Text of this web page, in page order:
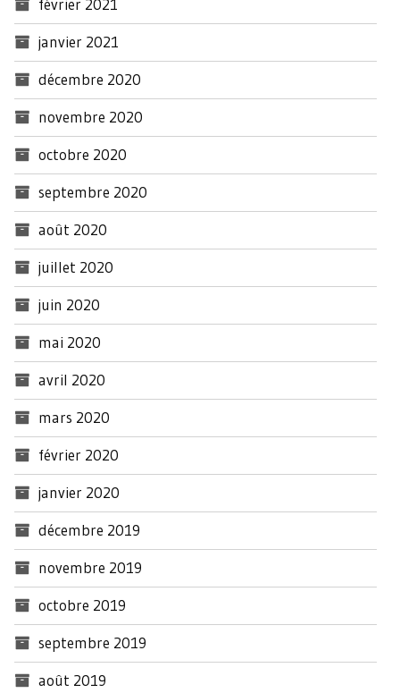
février 2021
janvier 2021
décembre 2020
novembre 2020
octobre 2020
septembre 2020
août 2020
juillet 2020
juin 2020
mai 2020
avril 2020
mars 2020
février 2020
janvier 2020
décembre 2019
novembre 2019
octobre 2019
septembre 2019
août 2019